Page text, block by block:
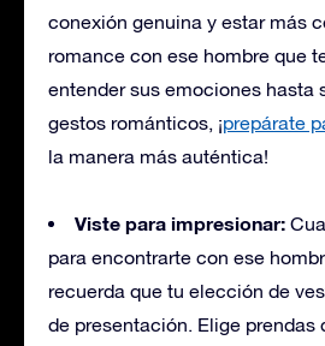
conexión genuina y estar más
romance con ese hombre que
entender sus emociones hasta
gestos románticos, ¡prepárate
la manera más auténtica!
Viste para impresionar:
para encontrarte con ese
recuerda que tu elección de
de presentación. Elige prendas